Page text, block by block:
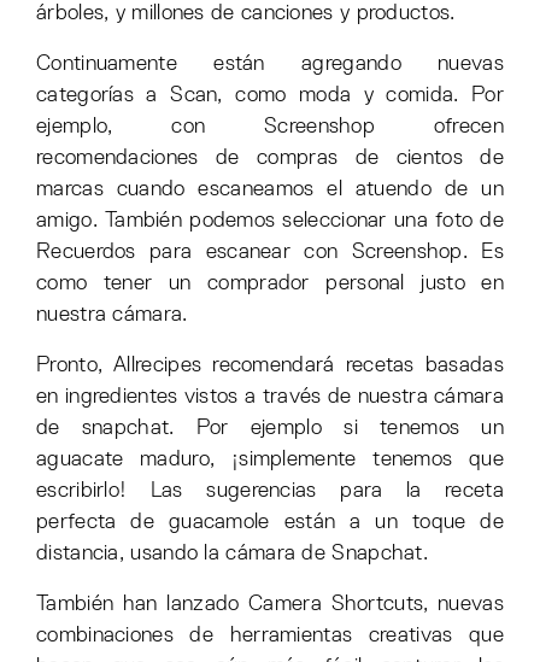
árboles, y millones de canciones y productos.
Continuamente están agregando nuevas
categorías a Scan, como moda y comida. Por
ejemplo, con Screenshop ofrecen
recomendaciones de compras de cientos de
marcas cuando escaneamos el atuendo de un
amigo. También podemos seleccionar una foto de
Recuerdos para escanear con Screenshop. Es
como tener un comprador personal justo en
nuestra cámara.
Pronto, Allrecipes recomendará recetas basadas
en ingredientes vistos a través de nuestra cámara
de snapchat. Por ejemplo si tenemos un
aguacate maduro, ¡simplemente tenemos que
escribirlo! Las sugerencias para la receta
perfecta de guacamole están a un toque de
distancia, usando la cámara de Snapchat.
También han lanzado Camera Shortcuts, nuevas
combinaciones de herramientas creativas que